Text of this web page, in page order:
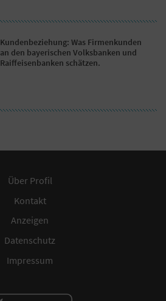
Kundenbeziehung: Was Firmenkunden
an den bayerischen Volksbanken und
Raiffeisenbanken schätzen.
Über Profil
Kontakt
Anzeigen
Datenschutz
Impressum